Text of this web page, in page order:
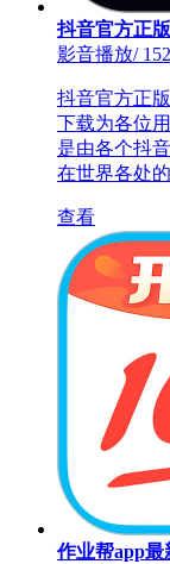
抖音官方正
影音播放/
抖音官方正
下载为各位
是由各个抖
在世界各处的
查看
作业帮app最